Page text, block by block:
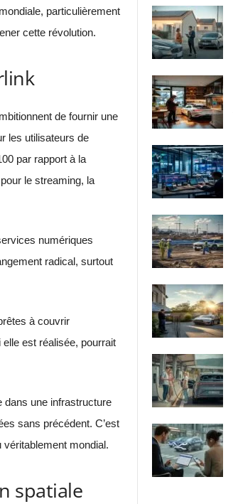
particulièrement
cette révolution.
de fournir une
les utilisateurs de
par rapport à la
le streaming, la
numériques
radical, surtout
à couvrir
est réalisée, pourrait
dans une infrastructure
sans précédent. C’est
mondial.
spatiale